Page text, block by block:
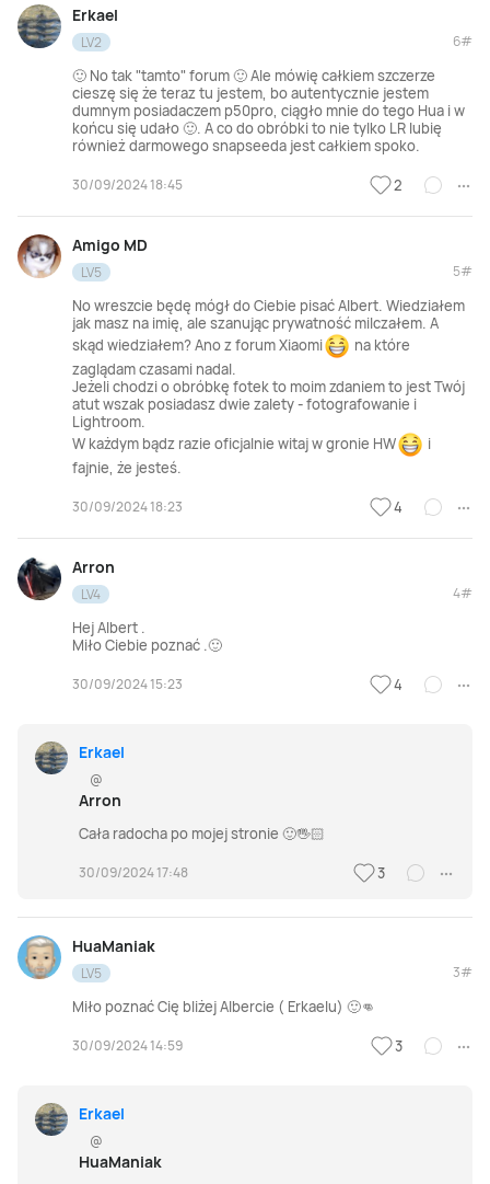
Erkael
LV2 6#
🙂 No tak "tamto" forum 🙂 Ale mówię całkiem szczerze
cieszę się że teraz tu jestem, bo autentycznie jestem
dumnym posiadaczem p50pro, ciągło mnie do tego Hua i w
końcu się udało 🙂. A co do obróbki to nie tylko LR lubię
również darmowego snapseeda jest całkiem spoko.
30/09/2024 18:45 2
Amigo MD
LV5 5#
No wreszcie będę mógł do Ciebie pisać Albert. Wiedziałem
jak masz na imię, ale szanując prywatność milczałem. A
skąd wiedziałem? Ano z forum Xiaomi
na które
zaglądam czasami nadal.
Jeżeli chodzi o obróbkę fotek to moim zdaniem to jest Twój
atut wszak posiadasz dwie zalety - fotografowanie i
Lightroom.
W każdym bądz razie oficjalnie witaj w gronie HW
i
fajnie, że jesteś.
30/09/2024 18:23 4
Arron
LV4 4#
Hej Albert .
Miło Ciebie poznać .🙂
30/09/2024 15:23 4
Erkael
@
Arron
Cała radocha po mojej stronie 🙂🖐🏻
30/09/2024 17:48 3
HuaManiak
LV5 3#
Miło poznać Cię bliżej Albercie ( Erkaelu) 🙂👊
30/09/2024 14:59 3
Erkael
@
HuaManiak